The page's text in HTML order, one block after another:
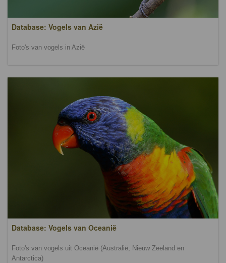
Database: Vogels van Azië
Foto's van vogels in Azië
Database: Vogels van Oceanië
Foto's van vogels uit Oceanië (Australië, Nieuw Zeeland en
Antarctica)